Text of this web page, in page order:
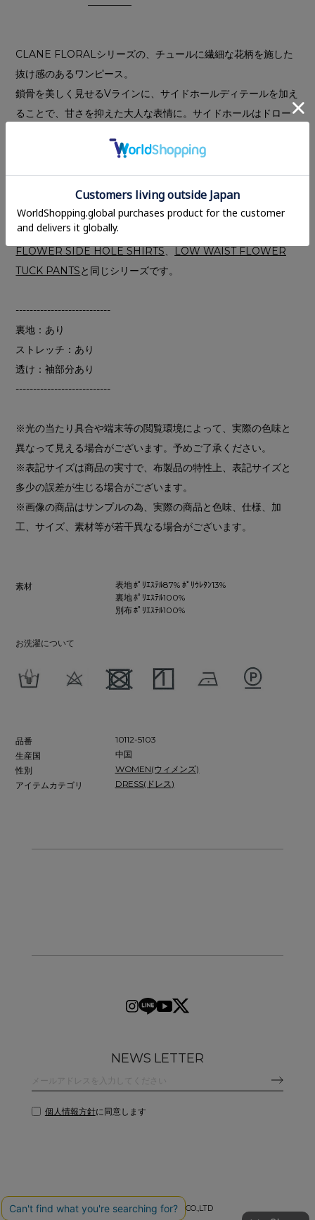
CLANE FLORALシリーズの、チュールに繊細な花柄を施した
抜け感のあるワンピース。
鎖骨を美しく見せるVラインに、サイドホールディテールを加え
ることで、甘さを抑えた大人な表情に。サイドホールはドロー
高めのウエスト位置が、自然なスタイルアップを演出。パフス
リーブが華やかさと柔らかさをプラスし、女性らしいムードを
ストレッチ性のある素材で、着心地の良さと軽やかさを兼ね備
えた一着です。
FLOWER SIDE HOLE SHIRTS、
LOW WAIST FLOWER
TUCK PANTSと同じシリーズです。
---------------------------
裏地：あり
ストレッチ：あり
透け：袖部分あり
---------------------------
※光の当たり具合や端末等の閲覧環境によって、実際の色味と
異なって見える場合がございます。予めご了承ください。
※表記サイズは商品の実寸で、布製品の特性上、表記サイズと
多少の誤差が生じる場合がございます。
※画像の商品はサンプルの為、実際の商品と色味、仕様、加
工、サイズ、素材等が若干異なる場合がございます。
素材
表地 ﾎﾟﾘｴｽﾃﾙ87% ﾎﾟﾘｳﾚﾀﾝ13%
裏地 ﾎﾟﾘｴｽﾃﾙ100%
別布 ﾎﾟﾘｴｽﾃﾙ100%
お洗濯について
品番
10112-5103
生産国
中国
性別
WOMEN(ウィメンズ)
アイテムカテゴリ
DRESS(ドレス)
NEWS LETTER
個人情報方針に同意します
©2026 CLANE DESIGN CO.,LTD